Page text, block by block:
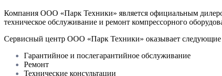
Компания ООО «Парк Техники» является официальным
техническое обслуживание и ремонт компрессорного
Сервисный центр ООО «Парк Техники» оказывает следующие
Гарантийное и послегарантийное обслуживание
Ремонт
Технические консультации